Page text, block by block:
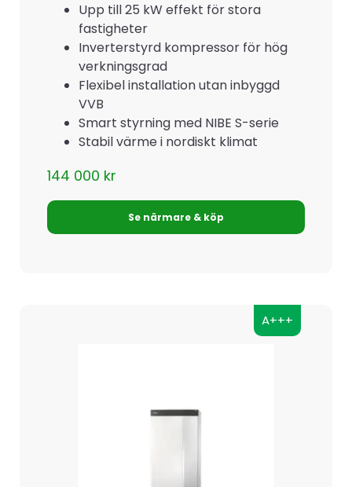
Upp till 25 kW effekt för stora
fastigheter
Inverterstyrd kompressor för hög
verkningsgrad
Flexibel installation utan inbyggd
VVB
Smart styrning med NIBE S-serie
Stabil värme i nordiskt klimat
144 000 kr
Se närmare & köp
A+++